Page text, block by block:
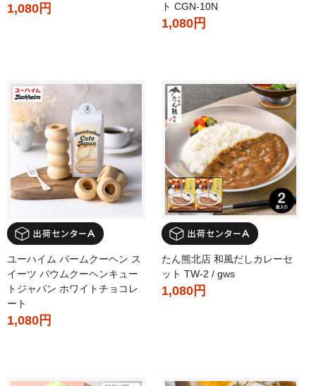
1,080円 ト CGN-10N
1,080円
ユーハイム バームクーヘン ス
イーツ バウムクーヘンキュー
トジャパン ホワイトチョコレ
ート
1,080円
たん熊北店 和風だしカレーセ
ット TW-2 / gws
1,080円